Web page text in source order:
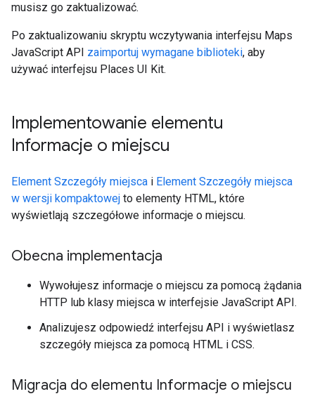
musisz go zaktualizować.
Po zaktualizowaniu skryptu wczytywania interfejsu Maps
JavaScript API zaimportuj wymagane biblioteki, aby
używać interfejsu Places UI Kit.
Implementowanie elementu
Informacje o miejscu
Element Szczegóły miejsca i Element Szczegóły miejsca
w wersji kompaktowej to elementy HTML, które
wyświetlają szczegółowe informacje o miejscu.
Obecna implementacja
Wywołujesz informacje o miejscu za pomocą żądania
HTTP lub klasy miejsca w interfejsie JavaScript API.
Analizujesz odpowiedź interfejsu API i wyświetlasz
szczegóły miejsca za pomocą HTML i CSS.
Migracja do elementu Informacje o miejscu